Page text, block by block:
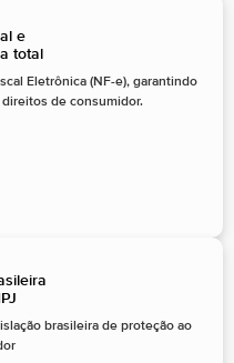
e
total
Eletrônica (NF-e), garantindo
de consumidor.
brasileira de proteção ao